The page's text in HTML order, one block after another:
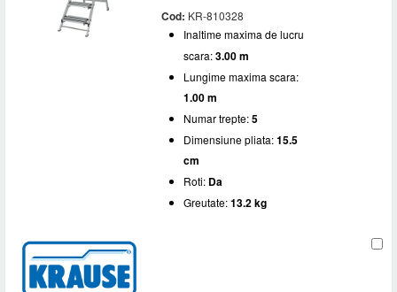
Cod: KR-810328
Inaltime maxima de lucru
scara:3.00 m
Lungime maxima scara:
1.00 m
Numar trepte:5
Dimensiune pliata:15.5
cm
Roti: Da
Greutate:13.2 kg